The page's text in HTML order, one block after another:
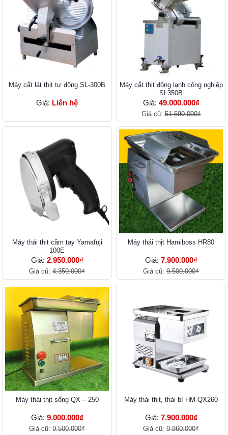
Máy cắt lát thịt tự động SL-300B
Giá: Liên hệ
Máy cắt thịt đông lạnh công nghiệp
SL350B
Giá: 49.000.000₫
Giá cũ:51.590.000₫
Máy thái thịt cầm tay Yamafuji
100E
Giá: 2.950.000₫
Giá cũ: 4.350.000₫
Máy thái thịt Hamiboss HR80
Giá: 7.900.000₫
Giá cũ: 9.500.000₫
Máy thái thịt sống QX – 250
Giá: 9.000.000₫
Giá cũ: 9.500.000₫
Máy thái thịt, thái bì HM-QX260
Giá: 7.900.000₫
Giá cũ: 9.860.000₫